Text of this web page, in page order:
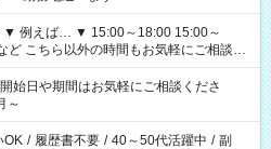
相談く
日や期間はお気軽にご相談くださ
～
OK / 履歴書不要 / 40～50代活躍中 / 副